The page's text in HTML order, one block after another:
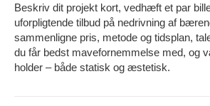
Beskriv dit projekt kort, vedhæft et par
uforpligtende tilbud på nedrivning af
sammenligne pris, metode og tidsplan,
du får bedst mavefornemmelse med, og
holder – både statisk og æstetisk.